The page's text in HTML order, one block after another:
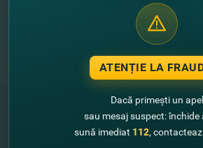
ATENȚIE LA
Dacă primești un apel
sau mesaj suspect: închide
sună imediat 112,